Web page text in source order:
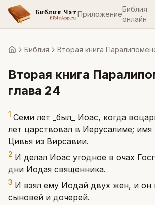
Приложение
Библия
онлайн
ГлавнаяБиблия Вторая книга
Вторая книга
глава 24
1 Семи лет _был_ Иоас, когда
лет царствовал в Иерусалиме; имя
Цивья из Вирсавии.
2 И делал Иоас угодное в очах
дни Иодая священника.
3 И взял ему Иодай двух жен, и он
сыновей и дочерей.